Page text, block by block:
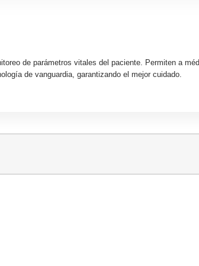
de parámetros vitales del paciente. Permiten a
de vanguardia, garantizando el mejor cuidado.